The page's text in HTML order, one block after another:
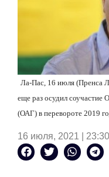
Ла-Пас, 16 июля (Пренса
еще раз осудил соучастие
(ОАГ) в перевороте 2019
16 июля, 2021 | 23:30